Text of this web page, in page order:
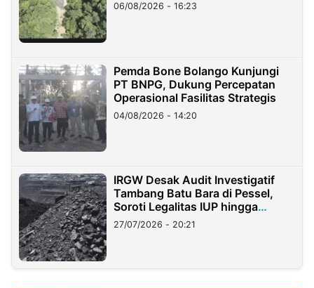
06/08/2026 - 16:23
Pemda Bone Bolango Kunjungi
PT BNPG, Dukung Percepatan
Operasional Fasilitas Strategis
04/08/2026 - 14:20
IRGW Desak Audit Investigatif
Tambang Batu Bara di Pessel,
Soroti Legalitas IUP hingga
Stockpile
27/07/2026 - 20:21